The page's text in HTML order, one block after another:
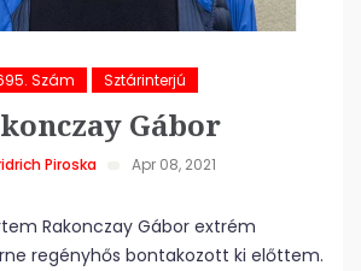
Szám Sztárinterjú
Gábor
Piroska Apr 08, 2021
Rakonczay Gábor extrém
regényhős bontakozott ki előttem.